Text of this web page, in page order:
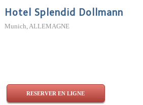
Hotel Splendid Dollmann
Munich, ALLEMAGNE
RESERVER EN LIGNE